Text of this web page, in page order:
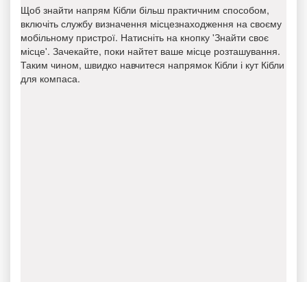
Щоб знайти напрям Кібли більш практичним способом,
включіть службу визначення місцезнаходження на своєму
мобільному пристрої. Натисніть на кнопку 'Знайти своє
місце'. Зачекайте, поки найтет ваше місце розташування.
Таким чином, швидко навчитеся напрямок Кібли і кут Кібли
для компаса.